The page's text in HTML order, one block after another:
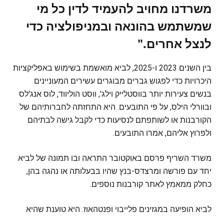
משרדנו מחויב להעמיד לדין כל מי
שמשתמש בהונאה ובמניפולציה כדי
לנצל אחרים."
בין השנים 2023 ו-2025, לביא מואשמת בשימוש באפליקציות
היכרויות כדי לפגוש גברים מבוגרים עשירים המעוניינים
בנשים צעירות יותר בווסטלייק וילג', ווסט הוליווד, לוס אנג'לס
ובוורלי הילס, על פי התובעים. היא התחזתה לחברותיהם של
הקורבנות או לשותפתם לנסיעות כדי לקבל גישה לבתיהם
ולפרוץ אליהם, אמרו התובעים.
משרד השריף פרסם באוקטובר התראה ובו תמונה של לביא
יחד עם פורשה ומרצדס-בנץ שהיו בבעלותה או נהגה בהן,
כחלק ממאמץ לאתר קורבנות נוספים.
לביא הופיעה במגזינים פלייבוי ופנטהאוז. היא טוענת שהיא